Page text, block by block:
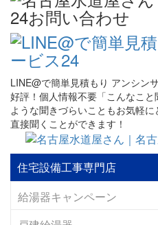
LINE@で簡単見積もり アンシン
好評！個人情報不要「こんなこ
ような聞きづらいこともお気軽
直接聞くことができます！
住宅設備工事専門店
給湯器キャンペーン